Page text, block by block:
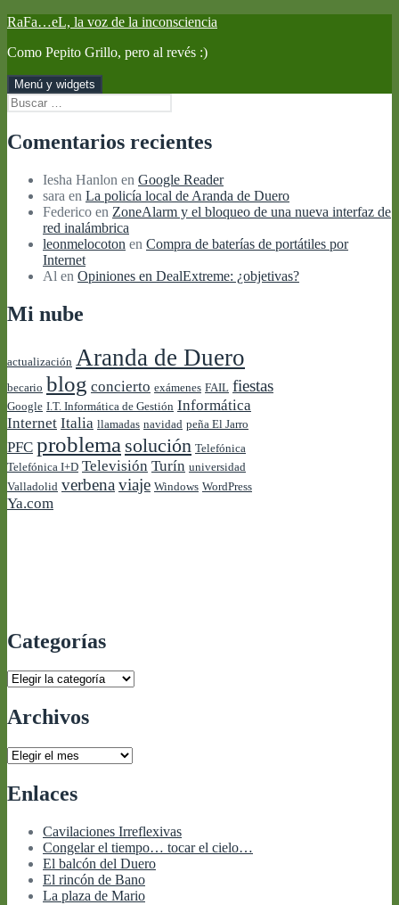
Saltar
contenido
RaFa…eL, la voz de la inconsciencia
Como Pepito Grillo, pero al revés :)
Menú y widgets
Buscar:
Comentarios recientes
Iesha Hanlon en Google Reader
sara en La policía local de Aranda de Duero
Federico en ZoneAlarm y el bloqueo de una nueva interfaz de
red inalámbrica
leonmelocoton en Compra de baterías de portátiles por
Internet
Al en Opiniones en DealExtreme: ¿objetivas?
Mi nube
actualización Aranda de Duero
becario blog concierto exámenes FAIL fiestas
Google I.T. Informática de Gestión Informática
Internet Italia llamadas navidad peña El Jarro
PFC problema solución Telefónica
Telefónica I+D Televisión Turín universidad
Valladolid verbena viaje Windows WordPress
Ya.com
Categorías
Categorías
Archivos
Archivos
Enlaces
Cavilaciones Irreflexivas
Congelar el tiempo… tocar el cielo…
El balcón del Duero
El rincón de Bano
La plaza de Mario